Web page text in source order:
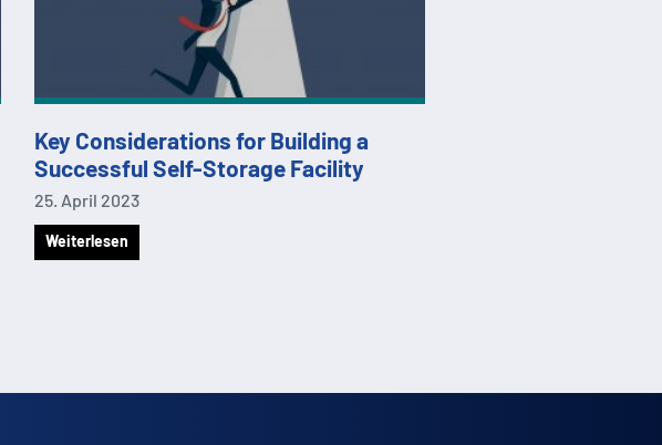
Key Considerations for Building a
Successful Self-Storage Facility
25. April 2023
Weiterlesen